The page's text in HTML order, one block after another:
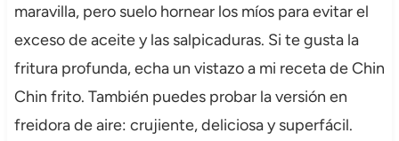
maravilla, pero suelo hornear los míos para evitar el
exceso de aceite y las salpicaduras. Si te gusta la
fritura profunda, echa un vistazo a mi receta de Chin
Chin frito. También puedes probar la versión en
freidora de aire: crujiente, deliciosa y superfácil.